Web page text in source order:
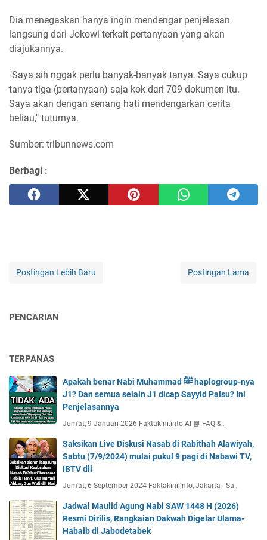
Dia menegaskan hanya ingin mendengar penjelasan
langsung dari Jokowi terkait pertanyaan yang akan
diajukannya.
"Saya sih nggak perlu banyak-banyak tanya. Saya cukup
tanya tiga (pertanyaan) saja kok dari 709 dokumen itu.
Saya akan dengan senang hati mendengarkan cerita
beliau," tuturnya.
Sumber: tribunnews.com
Berbagi :
Postingan Lebih Baru Postingan Lama
PENCARIAN
TERPANAS
Apakah benar Nabi Muhammad ﷺ haplogroup-nya
J1? Dan semua selain J1 dicap Sayyid Palsu? Ini
Penjelasannya
Jum'at, 9 Januari 2026 Faktakini.info AI 📘 FAQ &…
Saksikan Live Diskusi Nasab di Rabithah Alawiyah,
Sabtu (7/9/2024) mulai pukul 9 pagi di Nabawi TV,
IBTV dll
Jum'at, 6 September 2024 Faktakini.info, Jakarta - Sa…
Jadwal Maulid Agung Nabi SAW 1448 H (2026)
Resmi Dirilis, Rangkaian Dakwah Digelar Ulama-
Habaib di Jabodetabek